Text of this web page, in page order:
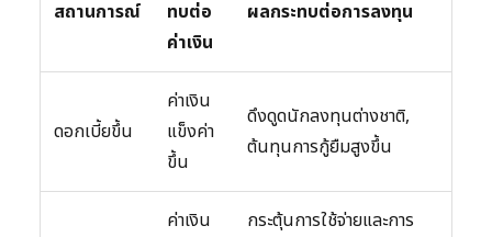
สถานการณ์
ทบต่อ
ค่าเงิน
ผลกระทบต่อการลงทุน
ดอกเบี้ยขึ้น
ค่าเงิน
แข็งค่า
ขึ้น
ดึงดูดนักลงทุนต่างชาติ,
ต้นทุนการกู้ยืมสูงขึ้น
ค่าเงิน
กระตุ้นการใช้จ่ายและการ